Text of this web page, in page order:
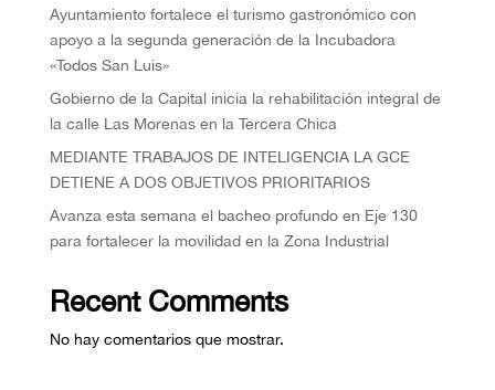
Ayuntamiento fortalece el turismo gastronómico con
apoyo a la segunda generación de la Incubadora
«Todos San Luis»
Gobierno de la Capital inicia la rehabilitación integral de
la calle Las Morenas en la Tercera Chica
MEDIANTE TRABAJOS DE INTELIGENCIA LA GCE
DETIENE A DOS OBJETIVOS PRIORITARIOS
Avanza esta semana el bacheo profundo en Eje 130
para fortalecer la movilidad en la Zona Industrial
Recent Comments
No hay comentarios que mostrar.